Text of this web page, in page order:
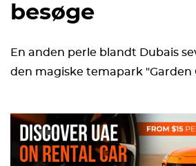
besøge
En anden perle blandt Dubais
den magiske temapark "Garden